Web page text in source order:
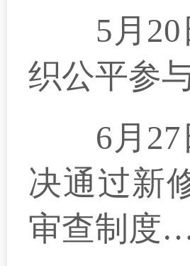
5月20日
织公平参
6月27日
决通过新
审查制度